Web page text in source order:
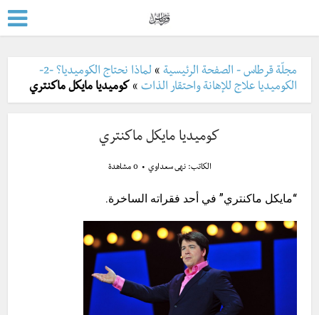
مجلّة قرطاس - الصفحة الرئيسية »
لماذا نحتاج الكوميديا؟ -2-
الكوميديا علاج للإهانة واحتقار الذات » كوميديا مايكل ماكنتري
كوميديا مايكل ماكنتري
الكاتب:نهى سعداوي 0 مشاهدة
“مايكل ماكنتري” في أحد فقراته الساخرة.